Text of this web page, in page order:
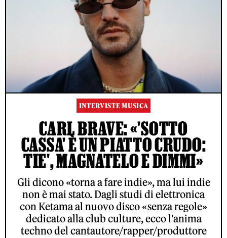
INTERVISTE MUSICA
CARL BRAVE: «'SOTTO
CASSA' È UN PIATTO CRUDO:
TIE', MAGNATELO E DIMMI»
Gli dicono «torna a fare indie», ma lui indie
non è mai stato. Dagli studi di elettronica
con Ketama al nuovo disco «senza regole»
dedicato alla club culture, ecco l'anima
techno del cantautore/rapper/produttore